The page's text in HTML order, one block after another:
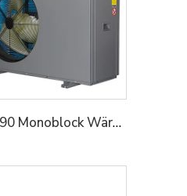
Hydraulikmodul für R32&R290 Monoblock Wärmepumpen vereinfacht die Installation und spart Platz